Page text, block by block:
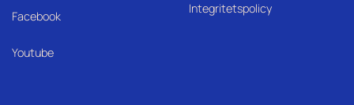
Facebook
Youtube
Integritetspolicy